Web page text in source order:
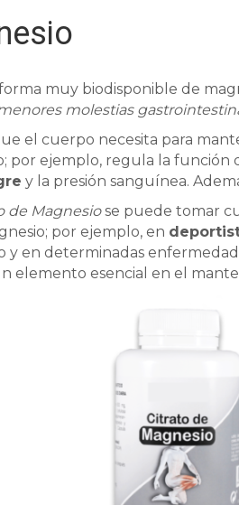
muy biodisponible de
molestias
el cuerpo necesita para
por ejemplo, regula la función
y la presión sanguínea.
de Magnesiose puede tomar
por ejemplo, en
y en determinadas
elemento esencial en el